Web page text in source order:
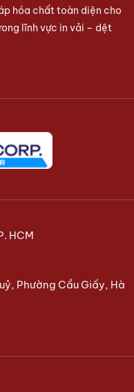
hệ Hóa chất T.T.K
thử cho quy trình
hóa chất toàn diện cho
lĩnh vực in vải – dệt
HCM
Phường Cầu Giấy, Hà